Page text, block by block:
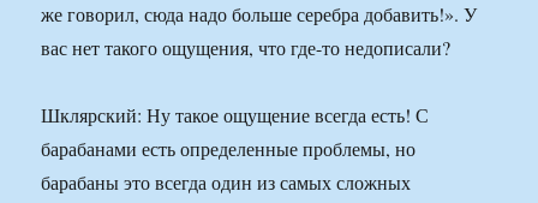
же говорил, сюда надо больше серебра добавить!». У
вас нет такого ощущения, что где-то недописали?
Шклярский: Ну такое ощущение всегда есть! С
барабанами есть определенные проблемы, но
барабаны это всегда один из самых сложных